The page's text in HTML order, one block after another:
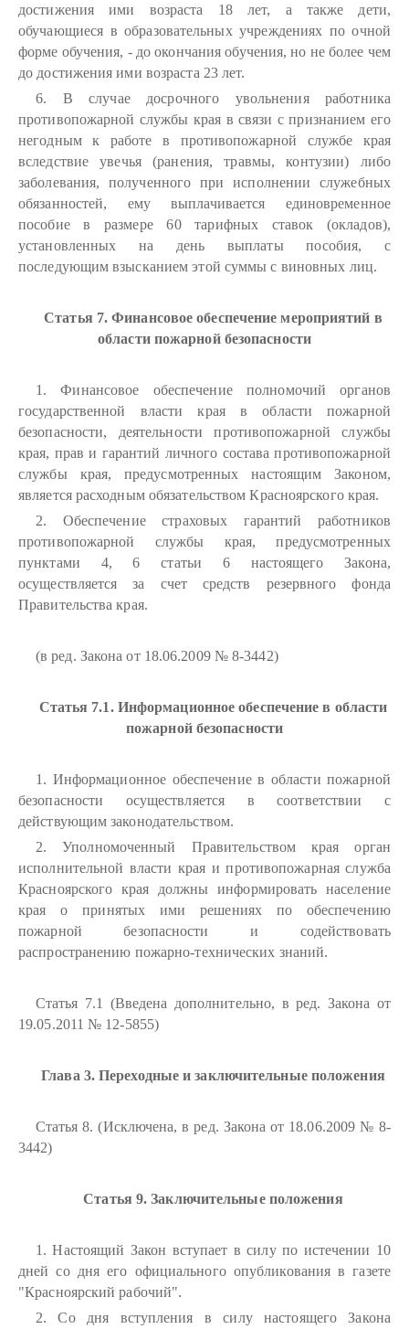
достижения ими возраста 18 лет, а также дети,
обучающиеся в образовательных учреждениях по очной
форме обучения, - до окончания обучения, но не более чем
до достижения ими возраста 23 лет.
6. В случае досрочного увольнения работника
противопожарной службы края в связи с признанием его
негодным к работе в противопожарной службе края
вследствие увечья (ранения, травмы, контузии) либо
заболевания, полученного при исполнении служебных
обязанностей, ему выплачивается единовременное
пособие в размере 60 тарифных ставок (окладов),
установленных на день выплаты пособия, с
последующим взысканием этой суммы с виновных лиц.
Статья 7. Финансовое обеспечение мероприятий в
области пожарной безопасности
1. Финансовое обеспечение полномочий органов
государственной власти края в области пожарной
безопасности, деятельности противопожарной службы
края, прав и гарантий личного состава противопожарной
службы края, предусмотренных настоящим Законом,
является расходным обязательством Красноярского края.
2. Обеспечение страховых гарантий работников
противопожарной службы края, предусмотренных
пунктами 4, 6 статьи 6 настоящего Закона,
осуществляется за счет средств резервного фонда
Правительства края.
(в ред. Закона от 18.06.2009 № 8-3442)
Статья 7.1. Информационное обеспечение в области
пожарной безопасности
1. Информационное обеспечение в области пожарной
безопасности осуществляется в соответствии с
действующим законодательством.
2. Уполномоченный Правительством края орган
исполнительной власти края и противопожарная служба
Красноярского края должны информировать население
края о принятых ими решениях по обеспечению
пожарной безопасности и содействовать
распространению пожарно-технических знаний.
Статья 7.1 (Введена дополнительно, в ред. Закона от
19.05.2011 № 12-5855)
Глава 3. Переходные и заключительные положения
Статья 8. (Исключена, в ред. Закона от 18.06.2009 № 8-
3442)
Статья 9. Заключительные положения
1. Настоящий Закон вступает в силу по истечении 10
дней со дня его официального опубликования в газете
"Красноярский рабочий".
2. Со дня вступления в силу настоящего Закона